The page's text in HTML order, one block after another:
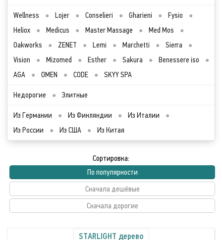
Wellness ● Lojer ● Conselieri ● Gharieni ● Fysio
●
Heliox
● Medicus ● Master Massage ● Med Mos
●
Oakworks
● ZENET ● Lemi ● Marchetti ● Sierra
●
Vision
● Mizomed ● Esther ● Sakura ● Benessere iso
●
AGA
● OMEN ● CODE ● SKYY SPA
Недорогие ● Элитные
Из Германии ● Из Финляндии ● Из Италии
●
Из России
● Из США ● Из Китая
Сортировка:
По популярности
Сначала дешёвые
Сначала дорогие
STARLIGHT дерево